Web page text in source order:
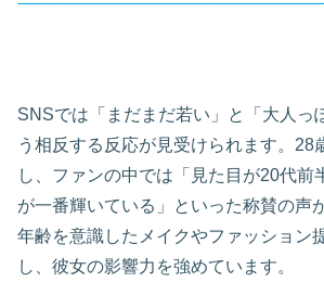
SNSでは「まだまだ若い」と「大人っ
う相反する反応が見受けられます。28
し、ファンの中では「見た目が20代前
が一番輝いている」といった称賛の声
年齢を意識したメイクやファッション
し、彼女の影響力を強めています。